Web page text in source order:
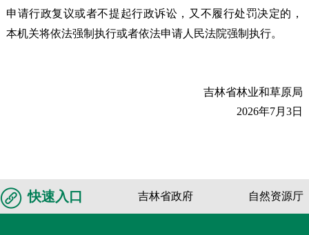
申请行政复议或者不提起行政诉讼，又不履行处罚决定的，
本机关将依法强制执行或者依法申请人民法院强制执行。
吉林省林业和草原局
2026年7月3日
快速入口 吉林省政府 自然资源厅